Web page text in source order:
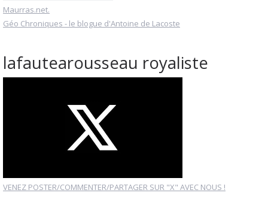
Maurras.net.
Géo Chroniques - le blogue d'Antoine de Lacoste
lafautearousseau royaliste
VENEZ POSTER/COMMENTER/PARTAGER SUR "X" AVEC NOUS !